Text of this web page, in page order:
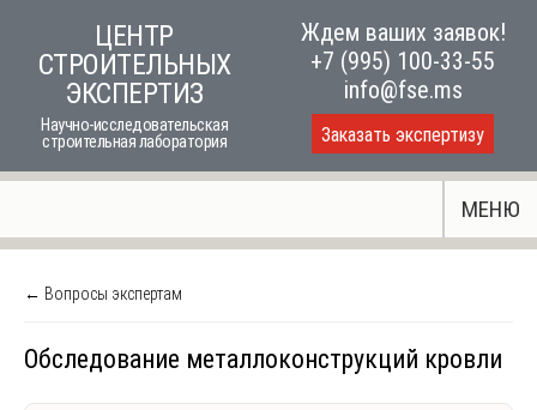
content
ЦЕНТР
СТРОИТЕЛЬНЫХ
ЭКСПЕРТИЗ
Научно-исследовательская
строительная лаборатория
Ждем ваших заявок!
+7 (995) 100-33-55
info@fse.ms
Заказать экспертизу
МЕНЮ
← Вопросы экспертам
Обследование металлоконструкций кровли